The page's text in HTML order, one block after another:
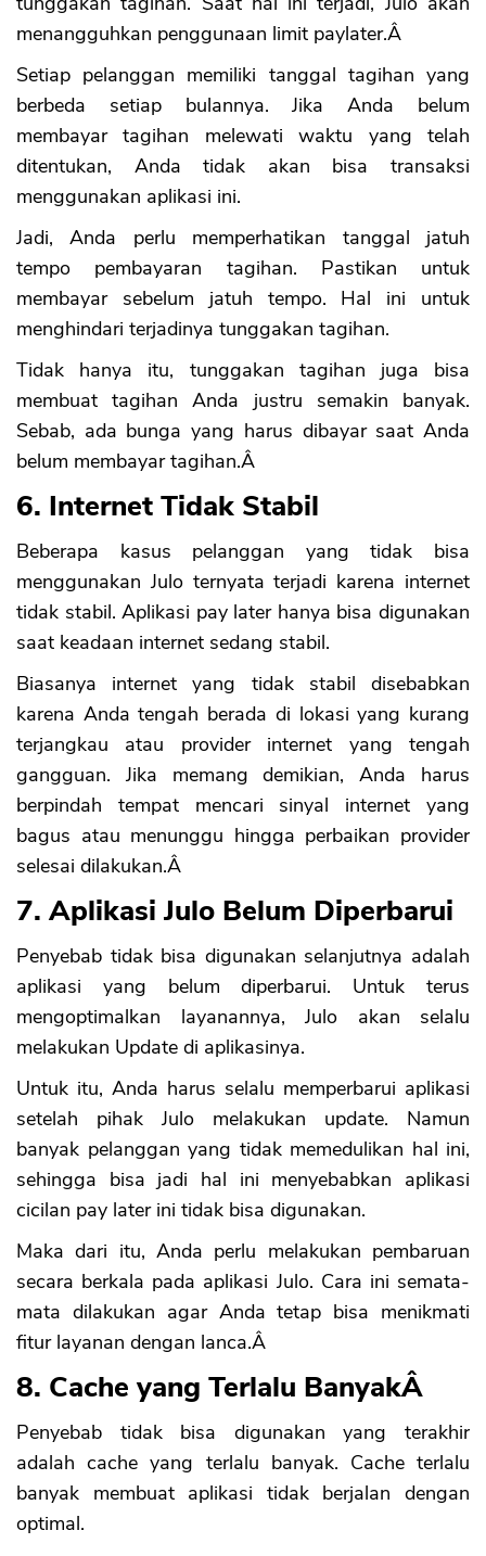
menangguhkan penggunaan limit paylater.Â
Setiap pelanggan memiliki tanggal tagihan yang
berbeda setiap bulannya. Jika Anda belum
membayar tagihan melewati waktu yang telah
ditentukan, Anda tidak akan bisa transaksi
menggunakan aplikasi ini.
Jadi, Anda perlu memperhatikan tanggal jatuh
tempo pembayaran tagihan. Pastikan untuk
membayar sebelum jatuh tempo. Hal ini untuk
menghindari terjadinya tunggakan tagihan.
Tidak hanya itu, tunggakan tagihan juga bisa
membuat tagihan Anda justru semakin banyak.
Sebab, ada bunga yang harus dibayar saat Anda
belum membayar tagihan.Â
6. Internet Tidak Stabil
Beberapa kasus pelanggan yang tidak bisa
menggunakan Julo ternyata terjadi karena internet
tidak stabil. Aplikasi pay later hanya bisa digunakan
saat keadaan internet sedang stabil.
Biasanya internet yang tidak stabil disebabkan
karena Anda tengah berada di lokasi yang kurang
terjangkau atau provider internet yang tengah
gangguan. Jika memang demikian, Anda harus
berpindah tempat mencari sinyal internet yang
bagus atau menunggu hingga perbaikan provider
selesai dilakukan.Â
7. Aplikasi Julo Belum Diperbarui
Penyebab tidak bisa digunakan selanjutnya adalah
aplikasi yang belum diperbarui. Untuk terus
mengoptimalkan layanannya, Julo akan selalu
melakukan Update di aplikasinya.
Untuk itu, Anda harus selalu memperbarui aplikasi
setelah pihak Julo melakukan update. Namun
banyak pelanggan yang tidak memedulikan hal ini,
sehingga bisa jadi hal ini menyebabkan aplikasi
cicilan pay later ini tidak bisa digunakan.
Maka dari itu, Anda perlu melakukan pembaruan
secara berkala pada aplikasi Julo. Cara ini semata-
mata dilakukan agar Anda tetap bisa menikmati
fitur layanan dengan lanca.Â
8. Cache yang Terlalu BanyakÂ
Penyebab tidak bisa digunakan yang terakhir
adalah cache yang terlalu banyak. Cache terlalu
banyak membuat aplikasi tidak berjalan dengan
optimal.